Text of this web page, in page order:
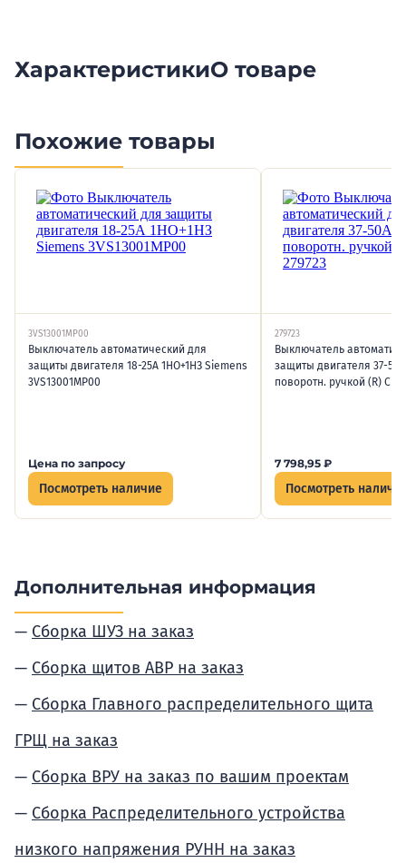
ХарактеристикиО товаре
Похожие товары
3VS13001MP00
Выключатель автоматический для
защиты двигателя 18-25А 1НО+1НЗ Siemens
3VS13001MP00
Цена по запросу
Посмотреть наличие
279723
Выключатель
защиты двигателя 37-
поворотн. ручкой (R)
7 798,95 ₽
Посмотреть
Дополнительная информация
Сборка ШУЗ на заказ
Сборка щитов АВР на заказ
Сборка Главного распределительного щита
ГРЩ на заказ
Сборка ВРУ на заказ по вашим проектам
Сборка Распределительного устройства
низкого напряжения РУНН на заказ